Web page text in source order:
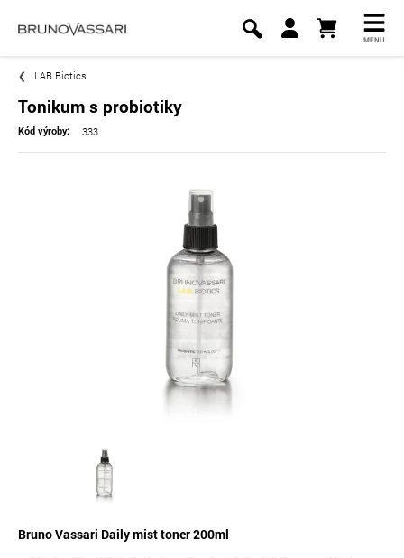
MENU
LAB Biotics
Tonikum s probiotiky
Kód výroby: 333
Bruno Vassari Daily mist toner 200ml